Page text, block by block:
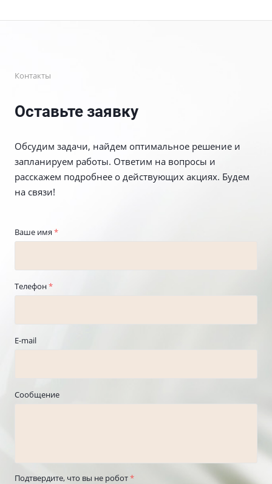
Контакты
Оставьте заявку
Обсудим задачи, найдем оптимальное решение и
запланируем работы. Ответим на вопросы и
расскажем подробнее о действующих акциях. Будем
на связи!
Ваше имя *
Телефон*
E-mail
Сообщение
Подтвердите, что вы не робот*